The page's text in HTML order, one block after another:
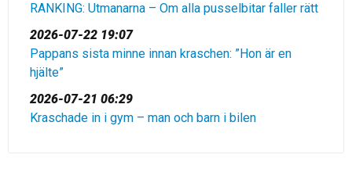
RANKING: Utmanarna – Om alla pusselbitar faller rätt
2026-07-22 19:07
Pappans sista minne innan kraschen: ”Hon är en
hjälte”
2026-07-21 06:29
Kraschade in i gym – man och barn i bilen